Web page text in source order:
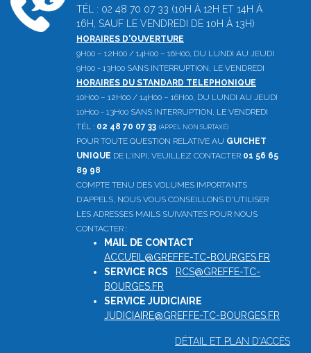
TÉL : 02 48 70 07 33 (10H À 12H ET 14H À
16H, SAUF LE VENDREDI DE 10H À 13H)
HORAIRES D'OUVERTURE
9H00 – 12H00 / 14H00 – 16H00, DU LUNDI AU JEUDI
9H00 - 13H00 SANS INTERRUPTION, LE VENDREDI
HORAIRES DU STANDARD TELEPHONIQUE
10H00 – 12H00 / 14H00 – 16H00, DU LUNDI AU JEUDI
10H00 - 13H00 SANS INTERRUPTION, LE VENDREDI
TÉL : 02 48 70 07 33 (APPEL NON SURTAXÉ)
POUR TOUTE QUESTION RELATIVE AU GUICHET
UNIQUE DE L'INPI, VEUILLEZ CONTACTER 01 56 65
89 98
COMPTE TENU DES VOLUMES IMPORTANTS
D'APPELS, NOUS VOUS CONSEILLONS D'UTILISER
LES ADRESSES MAILS SUIVANTES POUR NOUS
CONTACTER :
MAIL DE CONTACT
ACCUEIL@GREFFE-TC-BOURGES.FR
SERVICE RCS
RCS@GREFFE-TC-
BOURGES.FR
SERVICE JUDICIAIRE
JUDICIAIRE@GREFFE-TC-BOURGES.FR
DÉTAIL ET PLAN D'ACCÈS